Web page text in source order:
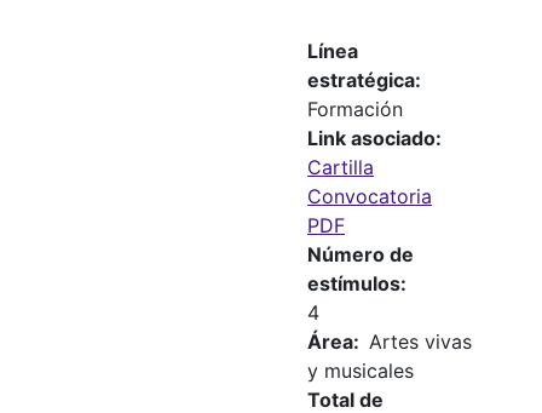
Línea
estratégica
Formación
Link asociado
Cartilla
Convocatoria
PDF
Número de
estímulos
4
Área
Artes vivas
y musicales
Total de